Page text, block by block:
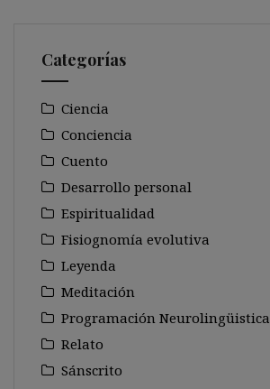
Categorías
Ciencia
Conciencia
Cuento
Desarrollo personal
Espiritualidad
Fisiognomía evolutiva
Leyenda
Meditación
Programación Neurolingüistica
Relato
Sánscrito